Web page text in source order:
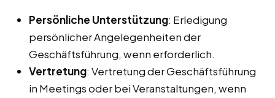
Persönliche Unterstützung: Erledigung
persönlicher Angelegenheiten der
Geschäftsführung, wenn erforderlich.
Vertretung: Vertretung der Geschäftsführung
in Meetings oder bei Veranstaltungen, wenn